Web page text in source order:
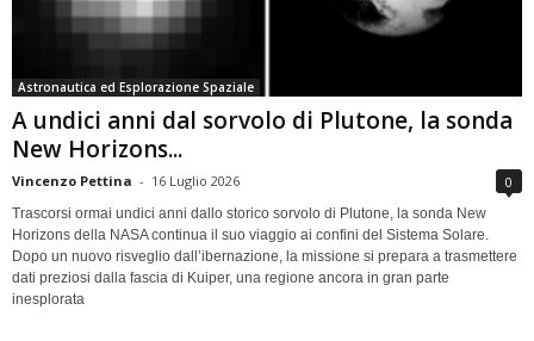
Astronautica ed Esplorazione Spaziale
A undici anni dal sorvolo di Plutone, la sonda
New Horizons...
Vincenzo Pettina - 16 Luglio 2026 0
Trascorsi ormai undici anni dallo storico sorvolo di Plutone, la sonda New
Horizons della NASA continua il suo viaggio ai confini del Sistema Solare.
Dopo un nuovo risveglio dall’ibernazione, la missione si prepara a trasmettere
dati preziosi dalla fascia di Kuiper, una regione ancora in gran parte
inesplorata